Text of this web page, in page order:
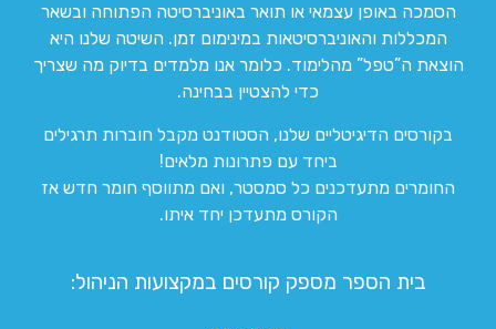
הסמכה באופן עצמאי או תואר באוניברסיטה הפתוחה ובשאר
המכללות והאוניברסיטאות במינימום זמן. השיטה שלנו היא
הוצאת ה”טפל” מהלימוד. כלומר אנו מלמדים בדיוק מה שצריך
כדי להצטיין בבחינה.
בקורסים הדיגיטליים שלנו, הסטודנט מקבל חוברות תרגילים
ביחד עם פתרונות מלאים!
החומרים מתעדכנים כל סמסטר, ואם מתווסף חומר חדש אז
הקורס מתעדכן יחד איתו.
בית הספר מספק קורסים במקצועות הניהול: